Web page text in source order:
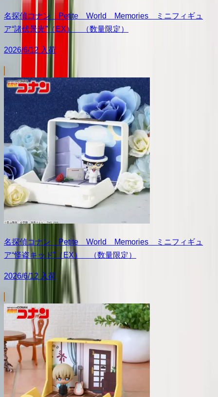
名探偵コナン Petite World Memories ミニフィギュ
ア“諸伏景光”（EX） （数量限定）
2026/6/12 入荷
名探偵コナン Petite World Memories ミニフィギュ
ア“怪盗キッド”（EX） （数量限定）
2026/6/12 入荷